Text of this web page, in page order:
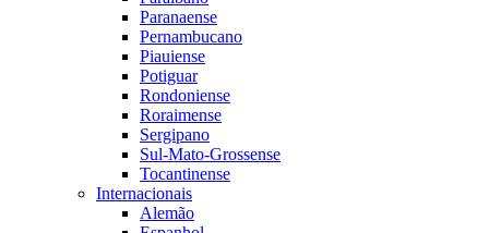
Paranaense
Pernambucano
Piauiense
Potiguar
Rondoniense
Roraimense
Sergipano
Sul-Mato-Grossense
Tocantinense
Internacionais
Alemão